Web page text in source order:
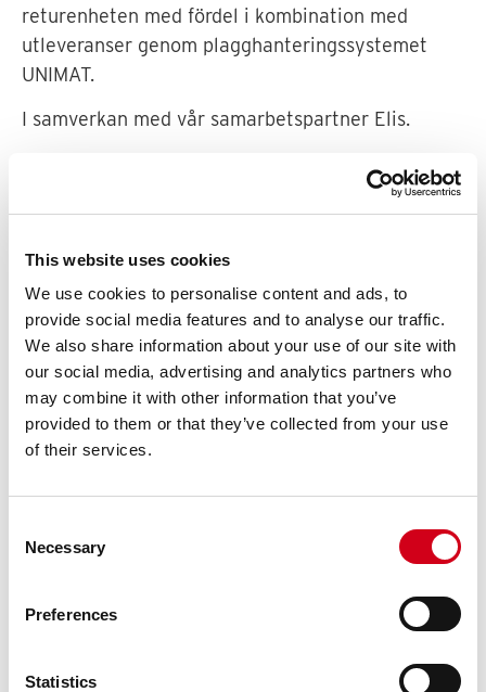
This website uses cookies
We use cookies to personalise content and ads, to
provide social media features and to analyse our traffic.
We also share information about your use of our site with
our social media, advertising and analytics partners who
may combine it with other information that you’ve
provided to them or that they’ve collected from your use
of their services.
Selection
Necessary
Preferences
Statistics
returenheten med fördel i kombination med
utleveranser genom plagghanteringssystemet
UNIMAT.
I samverkan med vår samarbetspartner Elis.